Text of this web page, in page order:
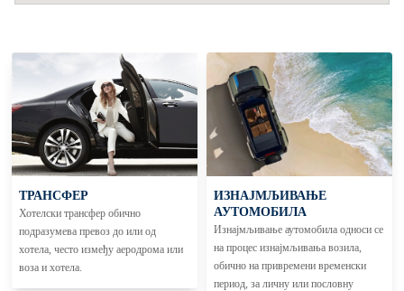
ТРАНСФЕР
Хотелски трансфер обично
подразумева превоз до или од
хотела, често између аеродрома или
воза и хотела.
ИЗНАЈМЉИВАЊЕ
АУТОМОБИЛА
Изнајмљивање аутомобила односи се
на процес изнајмљивања возила,
обично на привремени временски
период, за личну или пословну